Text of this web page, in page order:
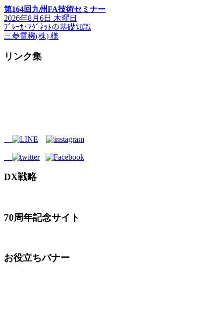
第164回九州FA技術セミナー
2026年8月6日 木曜日
ﾌﾞﾚｰｶ･ﾏｸﾞﾈｯﾄの基礎知識
三菱電機(株) 様
リンク集
DX戦略
70周年記念サイト
お役立ちバナー